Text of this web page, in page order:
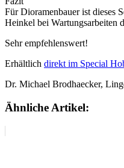
Für Dioramenbauer ist dieses
Heinkel bei Wartungsarbeiten
Sehr empfehlenswert!
Erhältlich direkt im Special
Dr. Michael Brodhaecker,
Ähnliche Artikel: